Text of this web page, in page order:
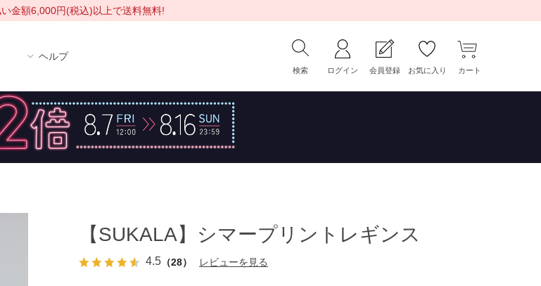
金額6,000円(税込)以上で送料無料!
ヘルプ
検索 ログイン 会員登録 お気に入り カート
【SUKALA】シマープリントレギンス
4.5 （28） レビューを見る